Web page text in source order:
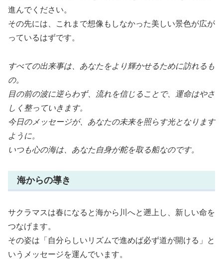
進んでください。
その先には、これまで想像もしなかった美しい景色が広が
っているはずです。
すべての出来事は、あなたをより輝かせるために訪れるも
の。
目の前の波に逆らわず、流れを信じることで、運命はやさ
しく整っていきます。
今日のメッセージが、あなたの未来を照らす光となります
ように。
いつも心の海は、あなた自身が舵を取る船なのです。
海からの導き
サクラマスは春になると海から川へと遡上し、新しい命を
つなげます。
その姿は「自分らしいリズムで進めば必ず道が開ける」と
いうメッセージを運んでいます。